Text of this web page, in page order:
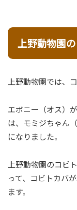
上野動物園
上野動物園では、
エボニー（オス）
は、モミジちゃん
になりました。
上野動物園のコビ
って、コビトカバ
ます。